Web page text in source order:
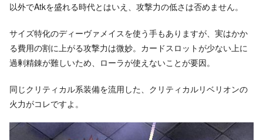
以外でAtkを盛れる時代とはいえ、攻撃力の低さは否めません。
サイズ特化のディーヴァメイスを使う手もありますが、実はかか
る費用の割に上がる攻撃力は微妙。カードスロットが少ない上に
過剰精錬が難しいため、ローラが使えないことが要因。
同じクリティカル系装備を流用した、クリティカルリベリオンの
火力がコレですよ。